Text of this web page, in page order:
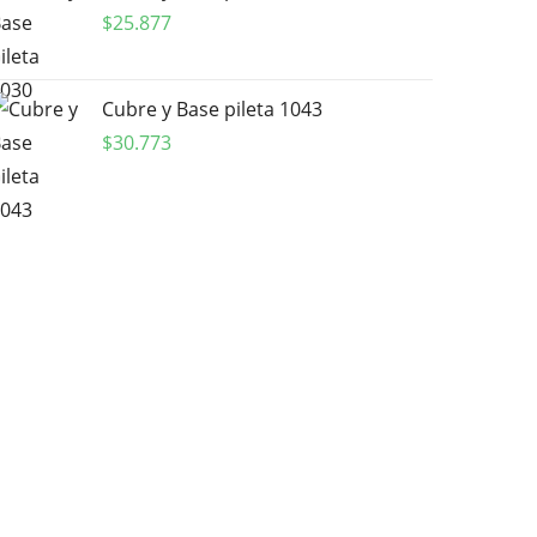
$25.877
Cubre y Base pileta 1043
$30.773